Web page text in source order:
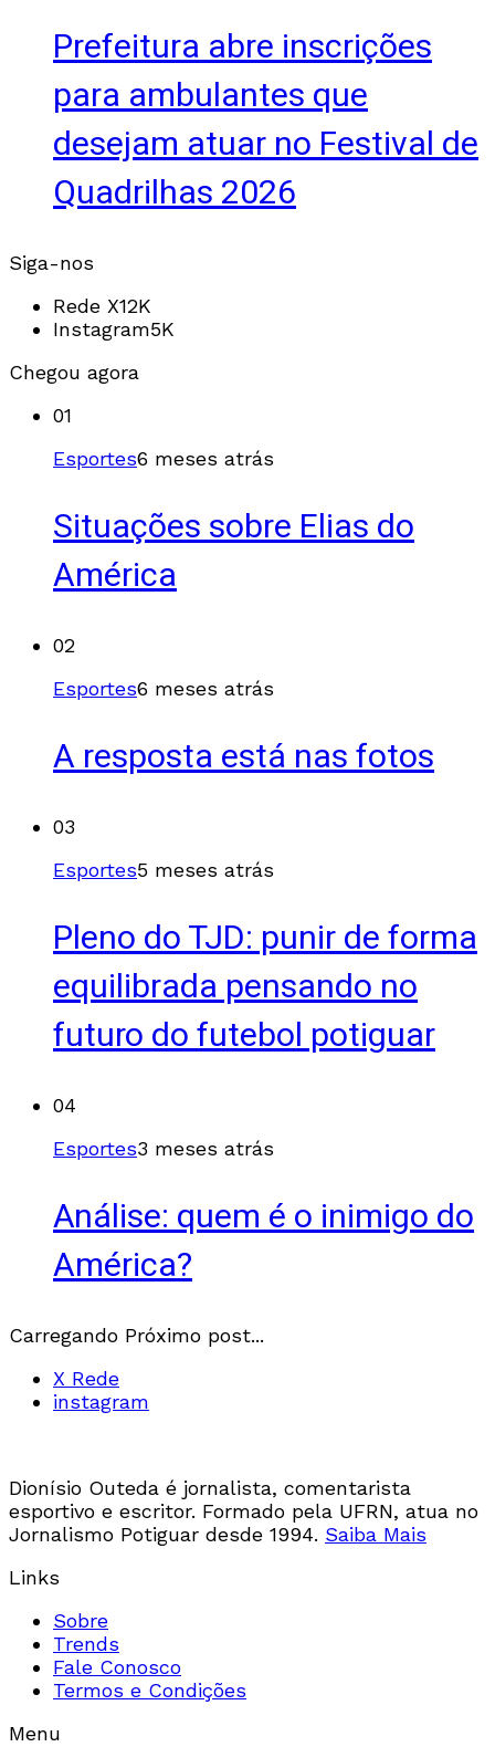
Prefeitura abre inscrições
para ambulantes que
desejam atuar no Festival de
Quadrilhas 2026
Siga-nos
Rede X12K
Instagram5K
Chegou agora
01
Esportes6 meses atrás
Situações sobre Elias do
América
02
Esportes6 meses atrás
A resposta está nas fotos
03
Esportes5 meses atrás
Pleno do TJD: punir de forma
equilibrada pensando no
futuro do futebol potiguar
04
Esportes3 meses atrás
Análise: quem é o inimigo do
América?
Carregando Próximo post...
X Rede
instagram
Dionísio Outeda é jornalista, comentarista
esportivo e escritor. Formado pela UFRN, atua no
Jornalismo Potiguar desde 1994. Saiba Mais
Links
Sobre
Trends
Fale Conosco
Termos e Condições
Menu